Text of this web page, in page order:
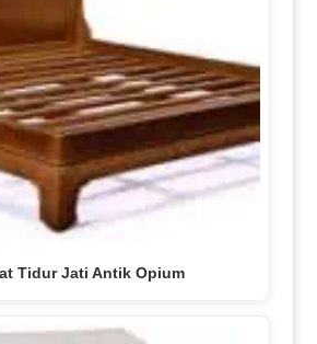
Tidur Jati Antik Opium